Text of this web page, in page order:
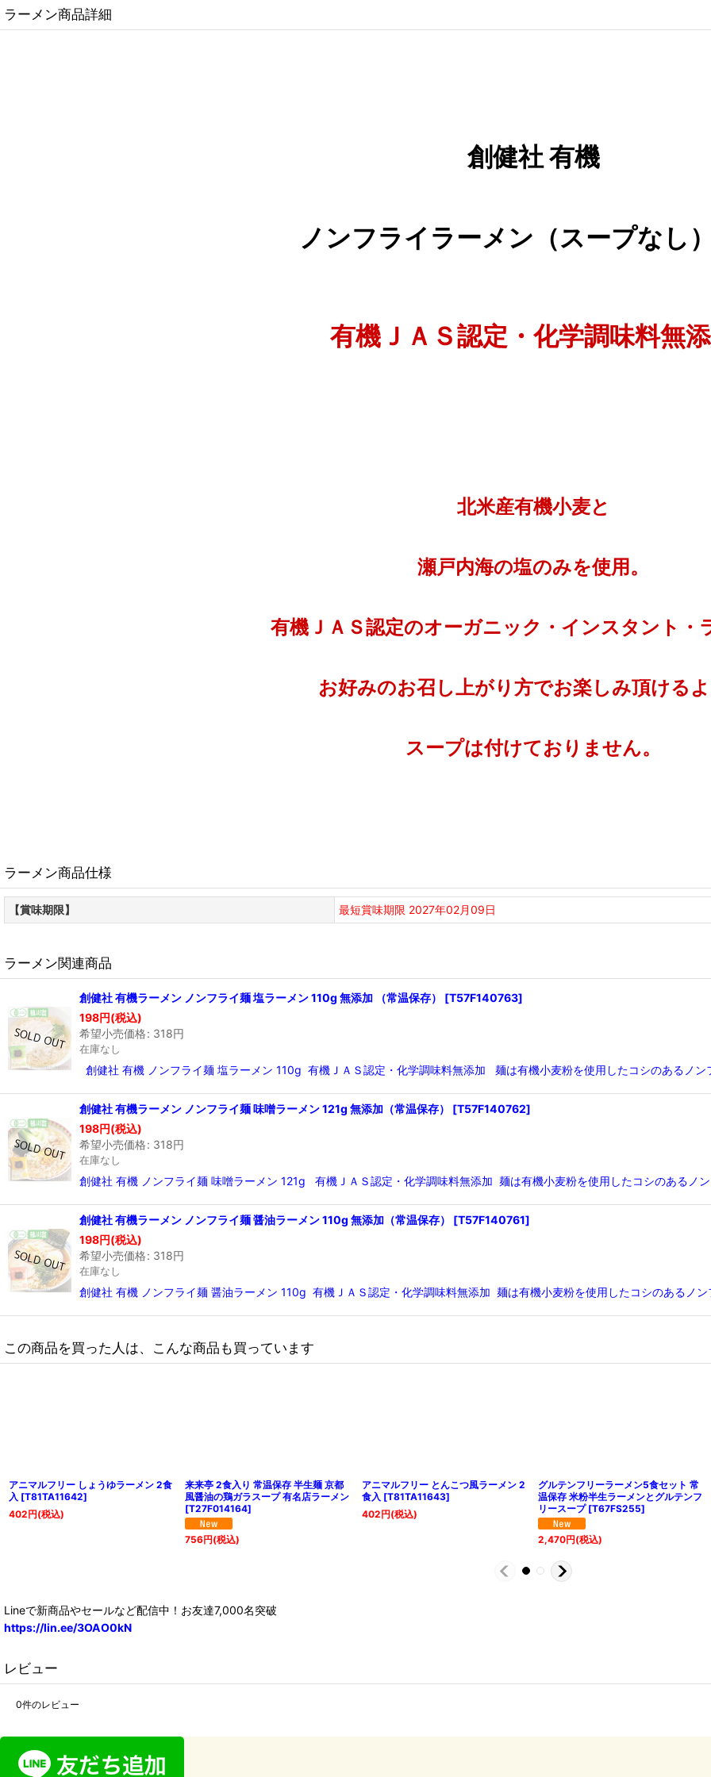
ラーメン商品詳細
創健社 有機
ノンフライラーメン（スープなし
有機ＪＡＳ認定・化学調味料無
北米産有機小麦と
瀬戸内海の塩のみを使用。
有機ＪＡＳ認定のオーガニック・インスタント・
お好みのお召し上がり方でお楽しみ頂けるよ
スープは付けておりません。
ラーメン商品仕様
【賞味期限】 最短賞味期限 2027年02月09日
ラーメン関連商品
創健社 有機ラーメン ノンフライ麺 塩ラーメン 110g 無添加 （常温保存） [T57F140763]
198円(税込)
希望小売価格: 318円
在庫なし
創健社 有機 ノンフライ麺 塩ラーメン 110g 有機ＪＡＳ認定・化学調味料無添加 麺は有機小麦粉を使用したコシのあるノ
創健社 有機ラーメン ノンフライ麺 味噌ラーメン 121g 無添加（常温保存） [T57F140762]
198円(税込)
希望小売価格: 318円
在庫なし
創健社 有機 ノンフライ麺 味噌ラーメン 121g 有機ＪＡＳ認定・化学調味料無添加 麺は有機小麦粉を使用したコシのあるノ
創健社 有機ラーメン ノンフライ麺 醤油ラーメン 110g 無添加（常温保存） [T57F140761]
198円(税込)
希望小売価格: 318円
在庫なし
創健社 有機 ノンフライ麺 醤油ラーメン 110g 有機ＪＡＳ認定・化学調味料無添加 麺は有機小麦粉を使用したコシのあるノ
この商品を買った人は、こんな商品も買っています
ルフリー しょうゆラーメン 2食
]
(税込)
来来亭 2食入り 常温保存 半生麺 京都
風醤油の鶏ガラスープ 有名店ラーメン
T27F014164]
(税込)
アニマルフリー とんこつ風ラーメン 2
食入
T81TA11643]
(税込)
グルテンフリーラーメン5食セット 常
温保存 米粉半生ラーメンとグルテンフ
リースープ [T67FS255]
円(税込)
勝浦
プリ
保存
Lineで新商品やセールなど配信中！お友達7,000名突破
https://lin.ee/3OAO0kN
レビュー
0件のレビュー